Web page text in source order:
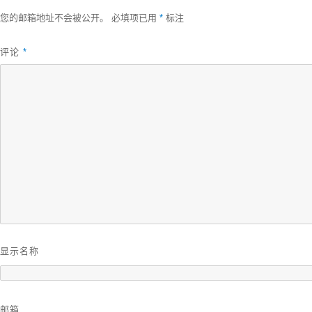
您的邮箱地址不会被公开。 必填项已用 * 标注
评论 *
显示名称
邮箱